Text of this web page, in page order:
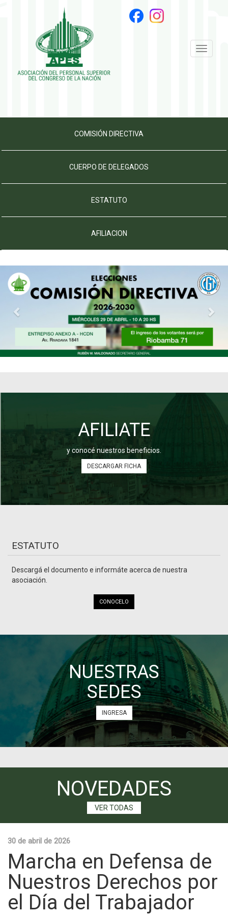
Toggle
COMISIÓN DIRECTIVA
CUERPO DE DELEGADOS
ESTATUTO
AFILIACION
Previous
AFILIATE
y conocé nuestros beneficios.
DESCARGAR FICHA
ESTATUTO
Descargá el documento e informáte acerca de nuestra
asociación.
CONOCELO
NUESTRAS
SEDES
INGRESA
NOVEDADES
VER TODAS
30 de abril de 2026
Marcha en Defensa de
Nuestros Derechos por
el Día del Trabajador